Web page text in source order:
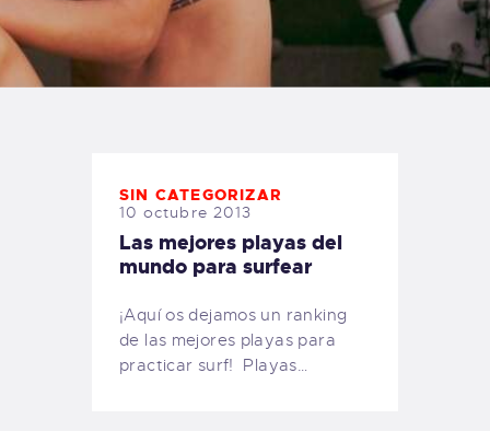
TIENDA FAMILY SURFERS
WEBCAM SALINAS
SIN CATEGORIZAR
10 octubre 2013
Las mejores playas del
mundo para surfear
¡Aquí os dejamos un ranking
de las mejores playas para
practicar surf! Playas…